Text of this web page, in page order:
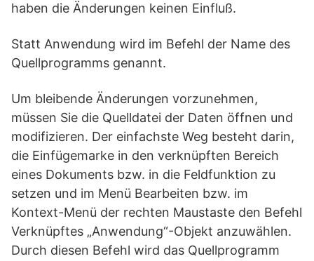
haben die Änderungen keinen Einfluß.
Statt Anwendung wird im Befehl der Name des
Quellprogramms genannt.
Um bleibende Änderungen vorzunehmen,
müssen Sie die Quelldatei der Daten öffnen und
modifizieren. Der einfachste Weg besteht darin,
die Einfügemarke in den verknüpften Bereich
eines Dokuments bzw. in die Feldfunktion zu
setzen und im Menü Bearbeiten bzw. im
Kontext-Menü der rechten Maustaste den Befehl
Verknüpftes „Anwendung“-Objekt anzuwählen.
Durch diesen Befehl wird das Quellprogramm